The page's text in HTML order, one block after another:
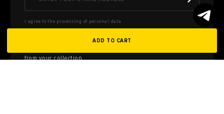
ADD TO CART
I agree to the processing of personal data
from your collection